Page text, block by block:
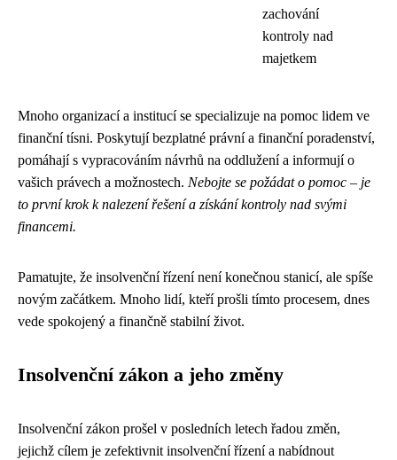
zachování
kontroly nad
majetkem
Mnoho organizací a institucí se specializuje na pomoc lidem ve
finanční tísni. Poskytují bezplatné právní a finanční poradenství,
pomáhají s vypracováním návrhů na oddlužení a informují o
vašich právech a možnostech. Nebojte se požádat o pomoc – je
to první krok k nalezení řešení a získání kontroly nad svými
financemi.
Pamatujte, že insolvenční řízení není konečnou stanicí, ale spíše
novým začátkem. Mnoho lidí, kteří prošli tímto procesem, dnes
vede spokojený a finančně stabilní život.
Insolvenční zákon a jeho změny
Insolvenční zákon prošel v posledních letech řadou změn,
jejichž cílem je zefektivnit insolvenční řízení a nabídnout